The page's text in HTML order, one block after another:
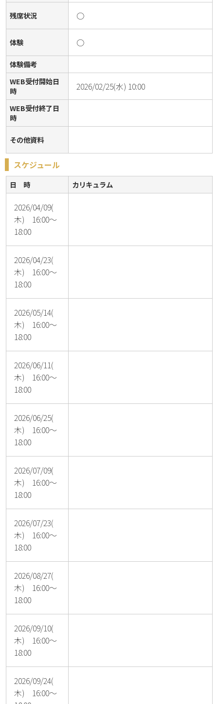
残席状況 ○
体験 ○
体験備考
WEB受付開始日
時
2026/02/25(水) 10:00
WEB受付終了日
時
その他資料
スケジュール
日 時 カリキュラム
2026/04/09(
木) 16:00～
18:00
2026/04/23(
木) 16:00～
18:00
2026/05/14(
木) 16:00～
18:00
2026/06/11(
木) 16:00～
18:00
2026/06/25(
木) 16:00～
18:00
2026/07/09(
木) 16:00～
18:00
2026/07/23(
木) 16:00～
18:00
2026/08/27(
木) 16:00～
18:00
2026/09/10(
木) 16:00～
18:00
2026/09/24(
木) 16:00～